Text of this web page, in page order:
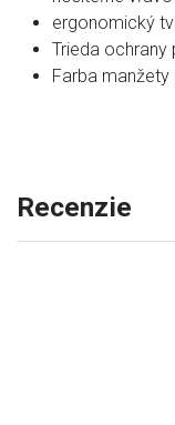
ergonomický
Trieda ochrany
Farba
Recenzie